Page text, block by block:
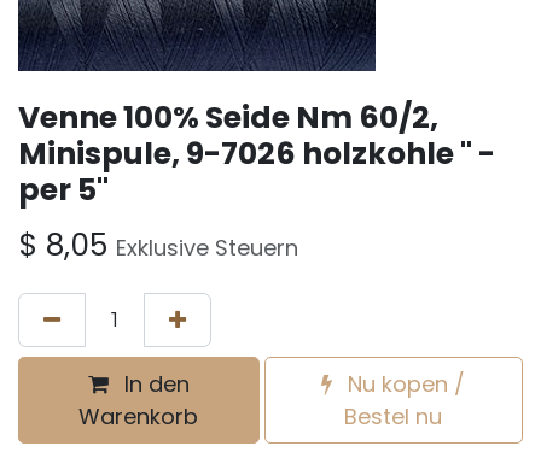
Venne 100% Seide Nm 60/2,
Minispule, 9-7026 holzkohle " -
per 5"
$ 8,05 Exklusive Steuern
In den
Warenkorb
Nu kopen /
Bestel nu